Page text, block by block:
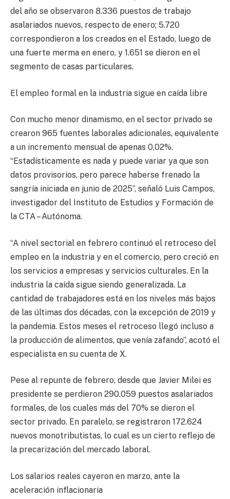
del año se observaron 8.336 puestos de trabajo
asalariados nuevos, respecto de enero; 5.720
correspondieron a los creados en el Estado, luego de
una fuerte merma en enero, y 1.651 se dieron en el
segmento de casas particulares.
El empleo formal en la industria sigue en caída libre
Con mucho menor dinamismo, en el sector privado se
crearon 965 fuentes laborales adicionales, equivalente
a un incremento mensual de apenas 0,02%.
“Estadísticamente es nada y puede variar ya que son
datos provisorios, pero parece haberse frenado la
sangría iniciada en junio de 2025”, señaló Luis Campos,
investigador del Instituto de Estudios y Formación de
la CTA – Autónoma.
“A nivel sectorial en febrero continuó el retroceso del
empleo en la industria y en el comercio, pero creció en
los servicios a empresas y servicios culturales. En la
industria la caída sigue siendo generalizada. La
cantidad de trabajadores está en los niveles más bajos
de las últimas dos décadas, con la excepción de 2019 y
la pandemia. Estos meses el retroceso llegó incluso a
la producción de alimentos, que venía zafando”, acotó el
especialista en su cuenta de X.
Pese al repunte de febrero, desde que Javier Milei es
presidente se perdieron 290.059 puestos asalariados
formales, de los cuales más del 70% se dieron el
sector privado. En paralelo, se registraron 172.624
nuevos monotributistas, lo cual es un cierto reflejo de
la precarización del mercado laboral.
Los salarios reales cayeron en marzo, ante la
aceleración inflacionaria